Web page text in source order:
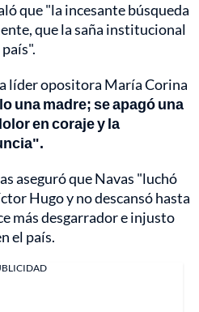
que "la incesante búsqueda
que la saña institucional
líder opositora María Corina
una madre; se apagó una
en coraje y la
aseguró que Navas "luchó
Hugo y no descansó hasta
más desgarrador e injusto
el país.